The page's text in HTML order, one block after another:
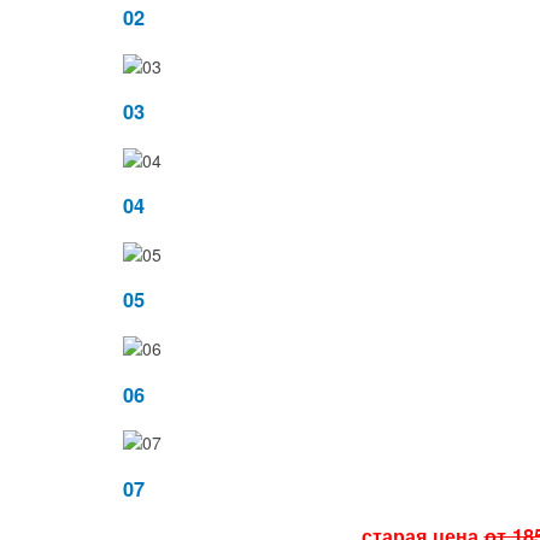
02
03
04
05
06
07